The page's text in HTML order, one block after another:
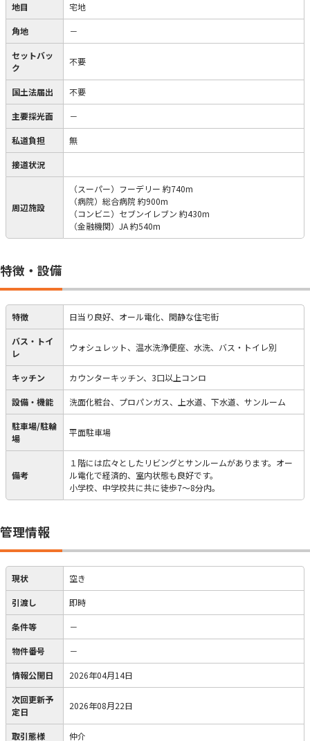
地目 宅地
角地 －
セットバッ
ク
不要
国土法届出 不要
主要採光面 －
私道負担 無
接道状況
周辺施設
（スーパー）フーデリー 約740m
（病院）総合病院 約900m
（コンビニ）セブンイレブン 約430m
（金融機関）JA 約540m
特徴・設備
特徴 日当り良好、オール電化、閑静な住宅街
バス・トイ
レ
ウォシュレット、温水洗浄便座、水洗、バス・トイレ別
キッチン カウンターキッチン、3口以上コンロ
設備・機能 洗面化粧台、プロパンガス、上水道、下水道、サンルーム
駐車場/駐輪
場
平面駐車場
備考
１階には広々としたリビングとサンルームがあります。オー
ル電化で経済的、室内状態も良好です。
小学校、中学校共に共に徒歩7～8分内。
管理情報
現状 空き
引渡し 即時
条件等 －
物件番号 －
情報公開日 2026年04月14日
次回更新予
定日
2026年08月22日
取引態様 仲介